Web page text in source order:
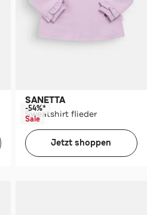
SANETTA
Sweatshirt flieder
-54%*
Sale
Jetzt shoppen